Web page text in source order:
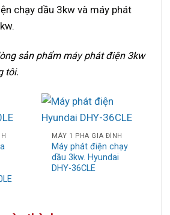
chạy dầu 3kw và máy phát
sản phẩm máy phát điện 3kw
tôi.
MÁY 1 PHA GIA ĐÌNH
Máy phát điện chạy
dầu 3kw. Hyundai
DHY-36CLE